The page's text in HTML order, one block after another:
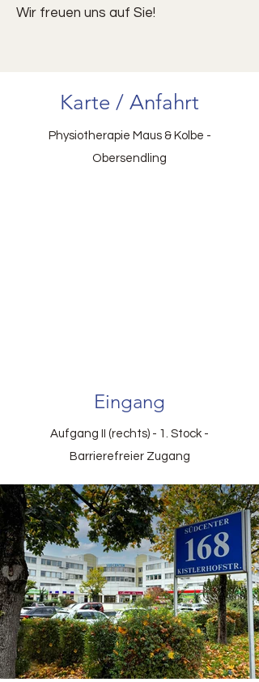
Wir freuen uns auf Sie!
Karte / Anfahrt
Physiotherapie Maus & Kolbe -
Obersendling
Eingang
Aufgang II (rechts) - 1. Stock -
Barrierefreier Zugang